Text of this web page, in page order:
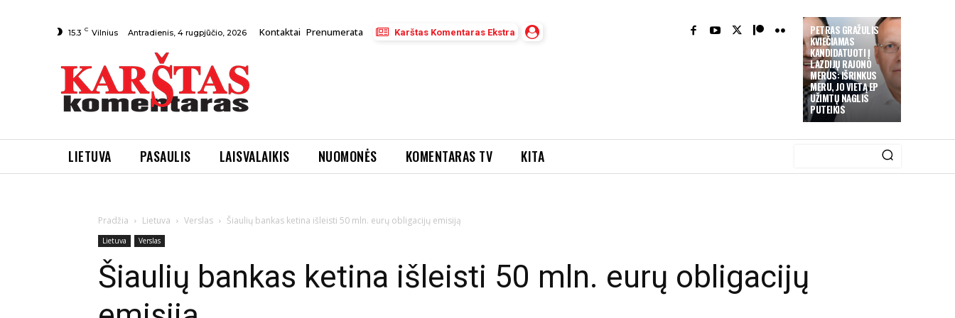
PETRAS GRAŽULIS
KVIEČIAMAS
KANDIDATUOTI Į
LAZDIJŲ RAJONO
MERUS: IŠRINKUS
MERU, JO VIETĄ EP
UŽIMTŲ NAGLIS
PUTEIKIS
15.3 C Vilnius Antradienis, 4 rugpjūčio, 2026 Kontaktai Prenumerata Karštas Komentaras Ekstra
LIETUVA PASAULIS LAISVALAIKIS NUOMONĖS KOMENTARAS TV KITA
Pradžia Lietuva Verslas Šiaulių bankas ketina išleisti 50 mln. eurų obligacijų emisiją
Lietuva Verslas
Šiaulių bankas ketina išleisti 50 mln. eurų obligacijų